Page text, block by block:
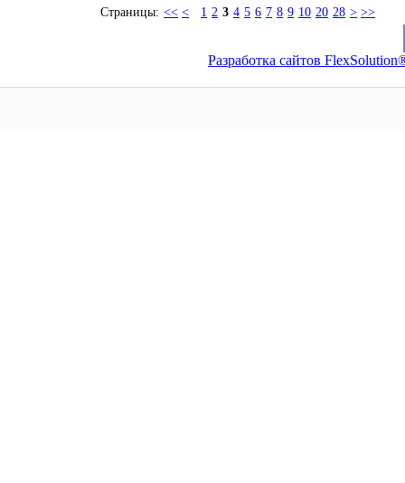
Страницы: << < 1 2 3 4 5 6 7 8 9 10 20 28 > >>
Разработка сайтов